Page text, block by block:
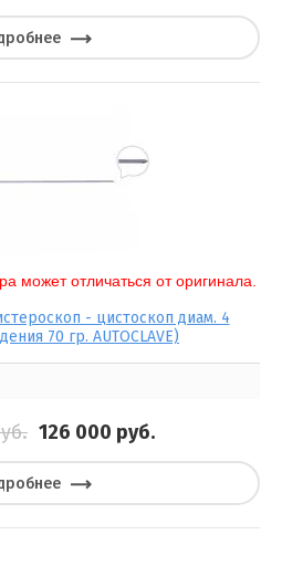
может отличаться от оригинала.
- цистоскоп диам. 4
70 гр. AUTOCLAVE)
126 000 руб.